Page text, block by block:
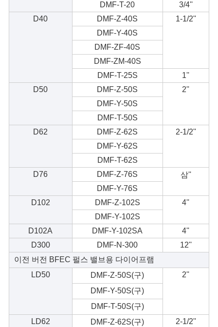
개
DMF-T-20
3/4''
D40
DMF-Z-40S
1-1/2''
DMF-Y-40S
DMF-ZF-40S
DMF-ZM-40S
DMF-T-25S
1''
D50
DMF-Z-50S
2''
DMF-Y-50S
DMF-T-50S
D62
DMF-Z-62S
2-1/2''
DMF-Y-62S
DMF-T-62S
D76
DMF-Z-76S
삼''
DMF-Y-76S
D102
DMF-Z-102S
4''
DMF-Y-102S
D102A
DMF-Y-102SA
4''
D300
DMF-N-300
12''
이전 버전 BFEC 펄스 밸브용 다이어프램
LD50
DMF-Z-50S(구)
2''
DMF-Y-50S(구)
DMF-T-50S(구)
LD62
DMF-Z-62S(구)
2-1/2''